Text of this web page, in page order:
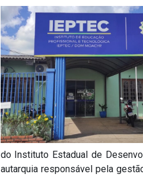
do Instituto Estadual de
autarquia responsável pela